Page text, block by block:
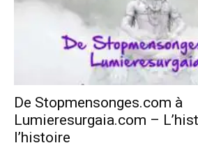
De Stopmensonges.com à
Lumieresurgaia.com –
l’histoire